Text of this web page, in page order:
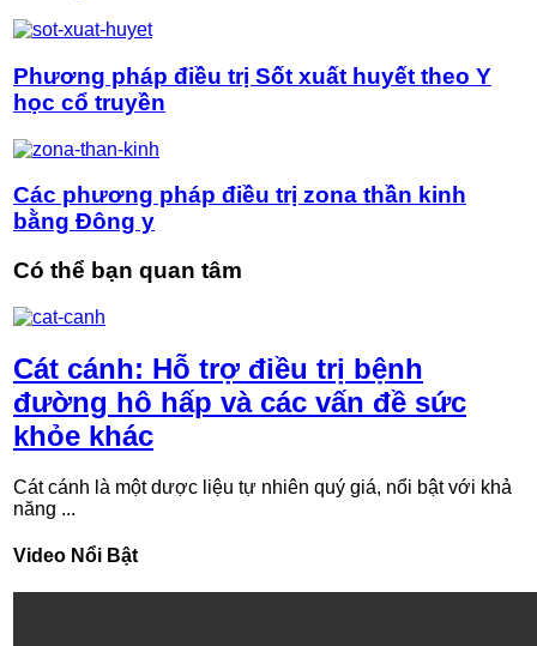
Phương pháp điều trị Sốt xuất huyết theo Y
học cổ truyền
Các phương pháp điều trị zona thần kinh
bằng Đông y
Có thể bạn quan tâm
Cát cánh: Hỗ trợ điều trị bệnh
đường hô hấp và các vấn đề sức
khỏe khác
Cát cánh là một dược liệu tự nhiên quý giá, nổi bật với khả
năng ...
Video Nổi Bật